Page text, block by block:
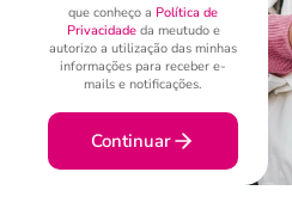
que conheço a Política de
Privacidadeda meutudo e
autorizo a utilização das minhas
informações para receber e-
mails e notificações.
Continuar